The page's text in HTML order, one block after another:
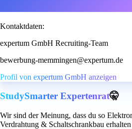
Kontaktdaten:
expertum GmbH Recruiting-Team
bewerbung-memmingen@expertum.de
Profil von expertum GmbH anzeigen
StudySmarter Expertenrat🤫
Wir sind der Meinung, dass du so
Verdrahtung & Schaltschrankbau